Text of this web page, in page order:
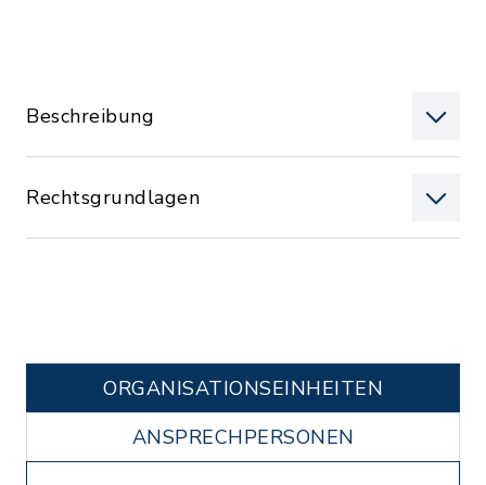
Beschreibung
Rechtsgrundlagen
ORGANISATIONS­EINHEITEN
ANSPRECHPERSONEN